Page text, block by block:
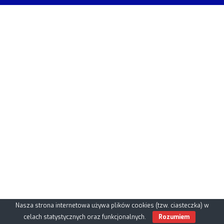
Nasza strona internetowa używa plików cookies (tzw. ciasteczka) w
celach statystycznych oraz funkcjonalnych.
Rozumiem